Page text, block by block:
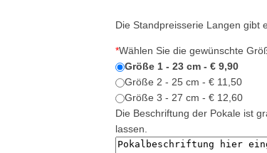
Die Standpreisserie Langen gibt
*Wählen Sie die gewünschte
Größe 1 - 23 cm - € 9,90
Größe 2 - 25 cm - € 11,50
Größe 3 - 27 cm - € 12,60
Die Beschriftung der Pokale ist
lassen.